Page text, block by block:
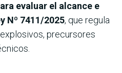
evaluar el alcance e
Nº 7411/2025, que regula
precursores